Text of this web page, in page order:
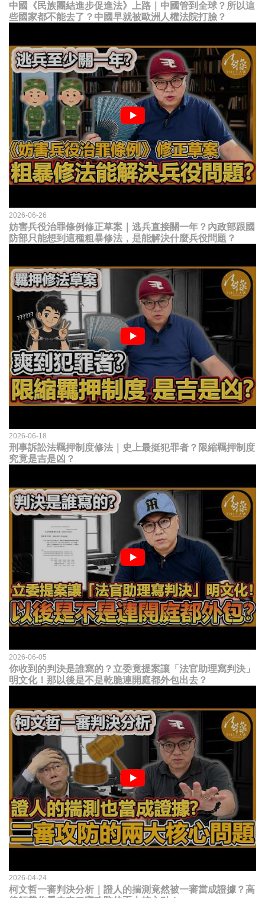
中國《民族團結進步促進法》上路｜中國管到全球？所以這
些國家都不能去了？中國早就被歐洲人權法院打臉？
2026-06-26
妨害兵役治罪條例修正草案｜逃兵直接關一年？內政部跟國
防部只能想到這種粗暴修法，是能解決什麼兵役問題？
2026-06-18
刑事訴訟法羈押制度修法｜史上最挺犯罪者？限縮羈押制度
究竟是吉是凶？
2026-06-05
你收到的判決是誰寫的？立委竟提案讓「法官助理寫判決」
明文化！那以後是不是乾脆連開庭都外包出去？
2026-04-24
柯文哲一審判決分析｜證人的揣測竟然被一審當成證據？高